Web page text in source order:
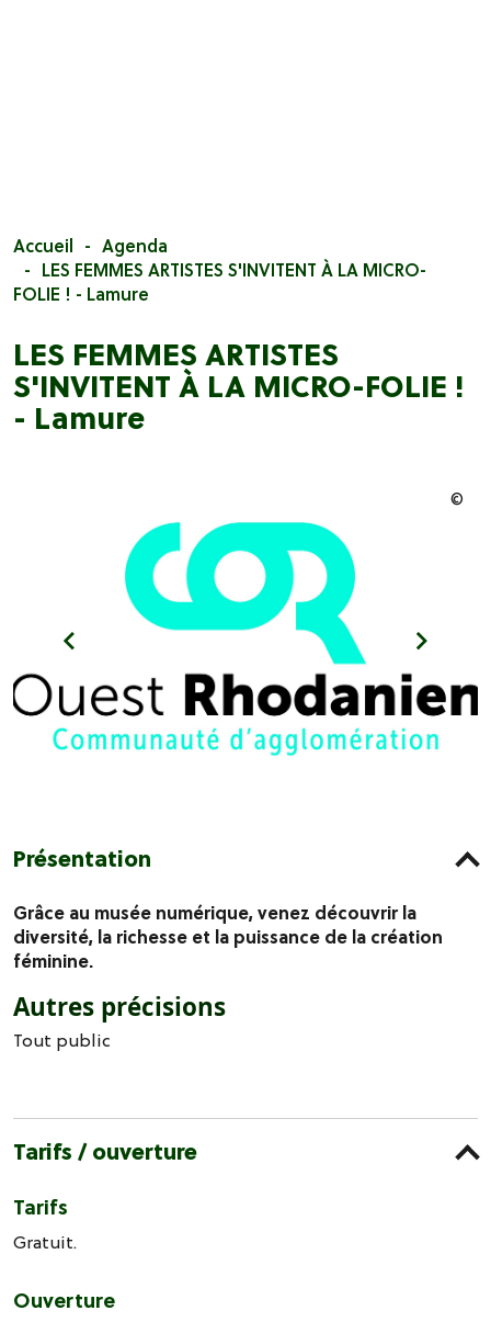
Accueil
Agenda
LES FEMMES ARTISTES S'INVITENT À LA MICRO-
FOLIE ! - Lamure
LES FEMMES ARTISTES
S'INVITENT À LA MICRO-FOLIE !
- Lamure
Présentation
Grâce au musée numérique, venez découvrir la
diversité, la richesse et la puissance de la création
féminine.
Autres précisions
Tout public
Tarifs / ouverture
Tarifs
Gratuit.
Ouverture